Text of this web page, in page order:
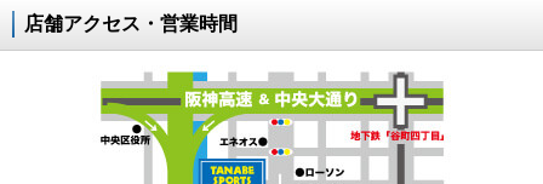
店舗アクセス・営業時間